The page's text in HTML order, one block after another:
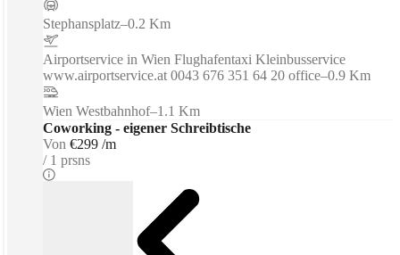
Stephansplatz–0.2 Km
Airportservice in Wien Flughafentaxi Kleinbusservice
www.airportservice.at 0043 676 351 64 20 office–0.9 Km
Wien Westbahnhof–1.1 Km
Coworking - eigener Schreibtische
Von €299 /m
1 prsns